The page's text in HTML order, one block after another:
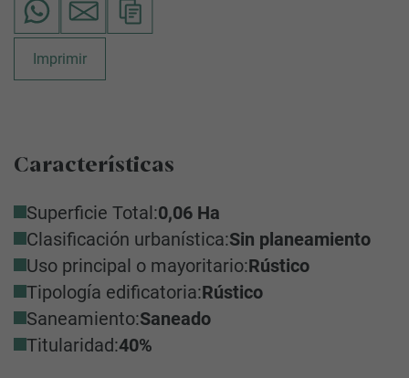
Imprimir
Características
Superficie Total:0,06 Ha
Clasificación urbanística:Sin planeamiento
Uso principal o mayoritario:Rústico
Tipología edificatoria:Rústico
Saneamiento:Saneado
Titularidad:40%